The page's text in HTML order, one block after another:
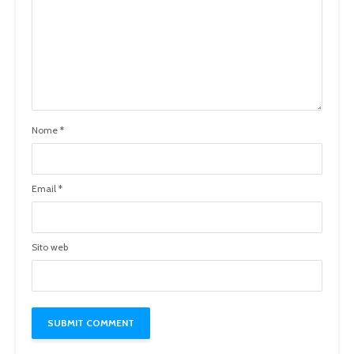
Nome *
Email *
Sito web